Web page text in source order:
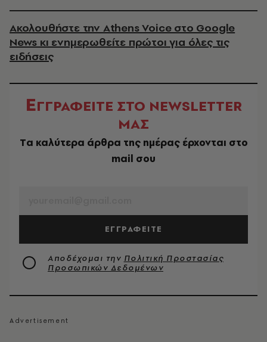
Ακολουθήστε την Athens Voice στο Google
News κι ενημερωθείτε πρώτοι για όλες τις
ειδήσεις
ΕΓΓΡΑΦΕΙΤΕ ΣΤΟ NEWSLETTER
ΜΑΣ
Tα καλύτερα άρθρα της ημέρας έρχονται στο
mail σου
ΕΓΓΡΑΦΕΙΤΕ
Αποδέχομαι την Πολιτική Προστασίας
Προσωπικών Δεδομένων